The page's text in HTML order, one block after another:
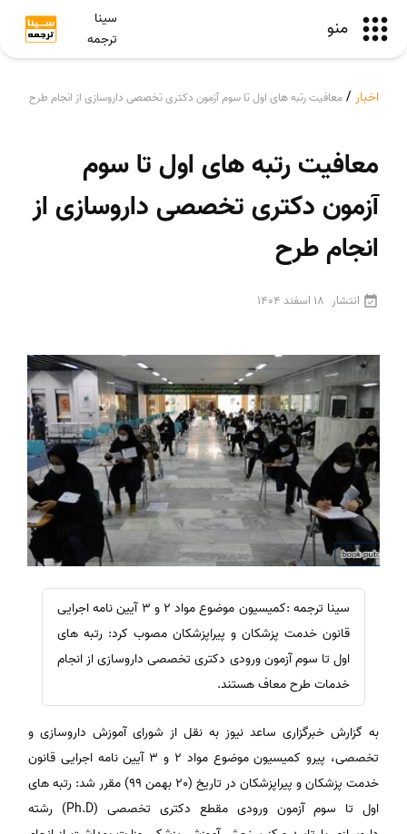
منو
سینا
ترجمه
اخبار / معافیت رتبه های اول تا سوم آزمون دکتری تخصصی داروسازی از انجام طرح
معافیت رتبه های اول تا سوم
آزمون دکتری تخصصی داروسازی از
انجام طرح
انتشار 18 اسفند 1404
سینا ترجمه :کمیسیون موضوع مواد 2 و 3 آیین نامه اجرایی
قانون خدمت پزشکان و پیراپزشکان مصوب کرد: رتبه های
اول تا سوم آزمون ورودی دکتری تخصصی داروسازی از انجام
خدمات طرح معاف هستند.
به گزارش خبرگزاری ساعد نیوز به نقل از شورای آموزش داروسازی و
تخصصی، پیرو کمیسیون موضوع مواد 2 و 3 آیین نامه اجرایی قانون
خدمت پزشکان و پیراپزشکان در تاریخ (20 بهمن 99) مقرر شد: رتبه های
اول تا سوم آزمون ورودی مقطع دکتری تخصصی (Ph.D) رشته